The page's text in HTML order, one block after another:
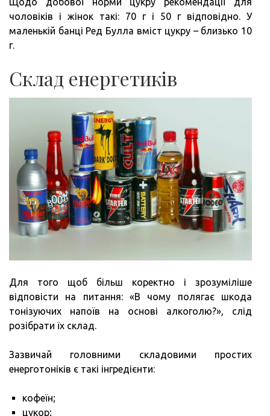
чоловіків і жінок такі: 70 г і 50 г відповідно. У
маленькій банці Ред Булла вміст цукру – близько 10
г.
Склад енергетиків
Для того щоб більш коректно і зрозуміліше
відповісти на питання: «В чому полягає шкода
тонізуючих напоїв на основі алкоголю?», слід
розібрати їх склад.
Зазвичай головними складовими простих
енерготоніків є такі інгредієнти:
кофеїн;
цукор;